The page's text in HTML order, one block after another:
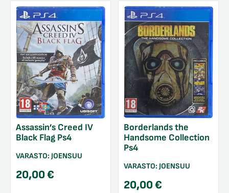
Assassin’s Creed IV
Black Flag Ps4
VARASTO: JOENSUU
20,00€
Borderlands the
Handsome Collection
Ps4
VARASTO: JOENSUU
20,00€